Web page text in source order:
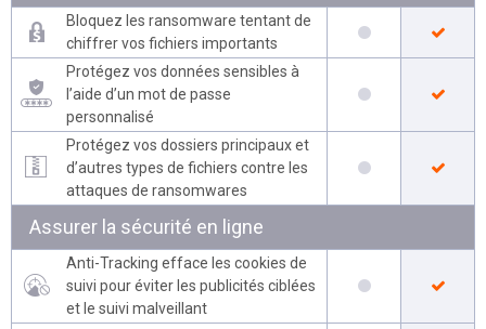
Bloquez les ransomware tentant de
chiffrer vos fichiers importants
Protégez vos données sensibles à
l’aide d’un mot de passe
personnalisé
Protégez vos dossiers principaux et
d’autres types de fichiers contre les
attaques de ransomwares
Assurer la sécurité en ligne
Anti-Tracking efface les cookies de
suivi pour éviter les publicités ciblées
et le suivi malveillant